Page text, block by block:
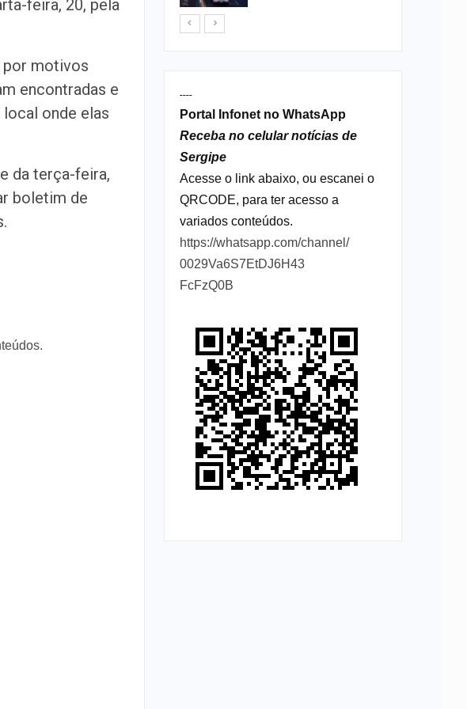
feira, 20, pela
por motivos
encontradas e
onde elas
da terça-feira,
boletim de
----
Portal Infonet no WhatsApp
Receba no celular notícias de
Sergipe
Acesse o link abaixo, ou escanei o
QRCODE, para ter acesso a
variados conteúdos.
https://whatsapp.com/channel/
0029Va6S7EtDJ6H43
FcFzQ0B